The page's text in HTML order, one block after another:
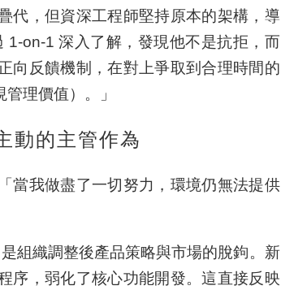
代，但資深工程師堅持原本的架構，導
1-on-1 深入了解，發現他不是抗拒，而
向反饋機制，在對上爭取到合理時間的
管理價值）。」
動的主管作為
當我做盡了一切努力，環境仍無法提供
組織調整後產品策略與市場的脫鉤。新
序，弱化了核心功能開發。這直接反映